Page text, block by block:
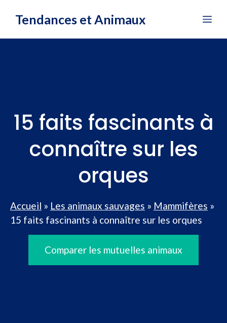
Tendances et Animaux
15 faits fascinants à
connaître sur les
orques
Accueil » Les animaux sauvages » Mammifères »
15 faits fascinants à connaître sur les orques
Comparer les mutuelles animaux